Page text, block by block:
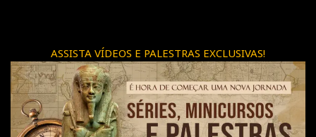
ASSISTA VÍDEOS E PALESTRAS EXCLUSIVAS!